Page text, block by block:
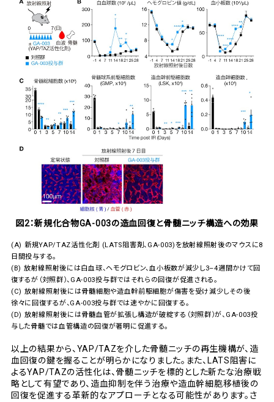
図2：新規化合物GA-003の造血回復と骨髄ニッチ構造への効果
(A) 新規YAP/TAZ活性化剤 (LATS阻害剤、GA-003)を放射線照射後のマウスに8
日間投与する。
(B) 放射線照射後には白血球、ヘモグロビン、血小板数が減少し3–4週間かけて回
復するが（対照群）、GA-003投与群ではそれらの回復が促進される。
(C) 放射線照射後には骨髄細胞や造血幹前駆細胞が傷害を受け減少しその後
徐々に回復するが、GA-003投与群では速やかに回復する。
(D) 放射線照射後には骨髄血管が拡張し構造が破綻する（対照群）が、GA-003投
与した骨髄では血管構造の回復が著明に促進する。
以上の結果から、YAP/TAZを介した骨髄ニッチの再生機構が、造
血回復の鍵を握ることが明らかになりました。また、LATS阻害に
よるYAP/TAZの活性化は、骨髄ニッチを標的とした新たな治療戦
略として有望であり、造血抑制を伴う治療や造血幹細胞移植後の
回復を促進する革新的なアプローチとなる可能性があります。さ